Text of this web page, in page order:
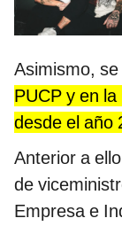
Asimismo,
PUCP y en
desde el año
Anterior a
de
Empresa e